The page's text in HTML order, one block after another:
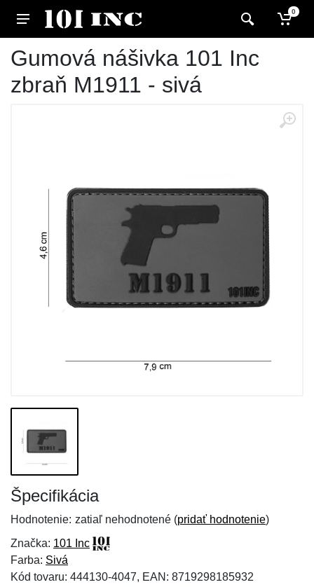
0
Gumová nášivka 101 Inc
zbraň M1911 - sivá
Špecifikácia
Hodnotenie: zatiaľ nehodnotené (pridať hodnotenie)
Značka: 101 Inc
Farba: Sivá
Kód tovaru: 444130-4047, EAN: 8719298185932